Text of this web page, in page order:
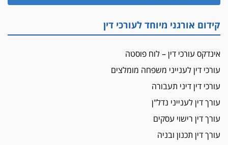
זוכה עורך-דין שהשווה את ברק לסינוואר ואת
מאסר לעורך הדין
פיקטיביות בשם פלסטינים
על המידתיות
ביה"ד המשמעתי ביטל השעיה לצמיתות של
עורכת-דין שהביעה שמחה ב-7 באוקטובר
אשם
עו"ד הלל בבייב הורשע בהונאת עשרות לקוחות,
ההסדר: 7-9 שנות מאסר
קידום אורגני מיוחד לעורכי דין
אינדקס עורכי דין – לוח פוסטה
עורכי דין לענייני משפחה מומלצים
עורכי דין דיני תעבורה
עורך דין לענייני נדל"ן
עורך דין רישוי עסקים
עורך דין תכנון ובניה